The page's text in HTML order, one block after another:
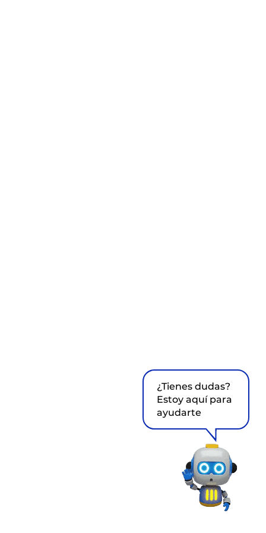
¿Tienes dudas?
Estoy aquí para
ayudarte